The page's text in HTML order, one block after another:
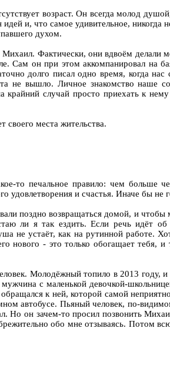
возраст. Он всегда молод
и, что самое удивительное, никогда
духом.
Фактически, они вдвоём делали
Сам он при этом аккомпанировал на
долго писал одно время, когда нас
не вышло. Личное знакомство наше
крайний случай просто приехать к
своего места жительства.
то печальное правило: чем больше
и счастья. Иначе бы не
поздно возвращаться домой, и чтобы
ли я так ездить. Если речь идёт
не устаёт, как на рутинной работе.
нового - это только обогащает тебя,
Молодёжный топило в 2013 году, и
с маленькой девочкой-
к ней, которой самой
автобусе. Пьяный человек, по-
Но он зачем-то просил позвонить
обо мне отзываясь. Потом